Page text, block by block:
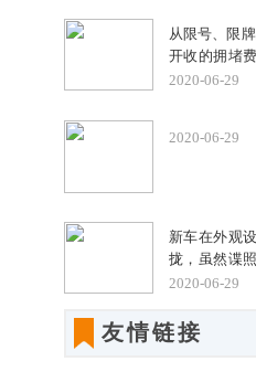
的典范，福
中国普通家
分，凭借大
出游保驾护航
而，10万元
意选择合资
术、做工上
长安福特福
10万入门级
力呢？
从限号、限
开收的拥堵
停车费,估计
无芳草。这
施的完善程
以及购车成
车型成了不
车型多以
2020-06-29
2020-06-29
新车在外观
拢，虽然谍
但也能看到
的车灯造型
灯带点缀、
2020-06-29
友情链接